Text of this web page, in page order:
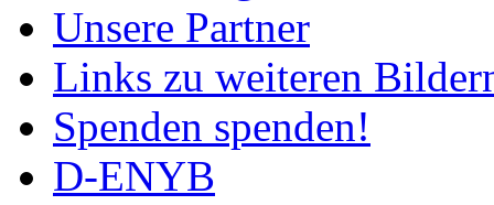
Unsere Partner
Links zu weiteren
Spenden spenden!
D-ENYB